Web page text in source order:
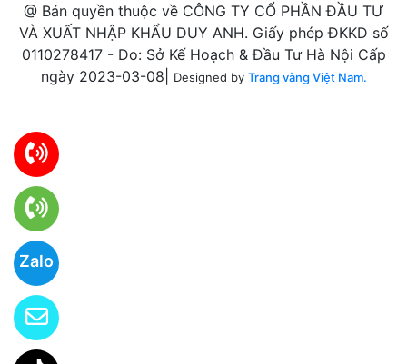
Zalo
@ Bản quyền thuộc về CÔNG TY CỔ PHẦN ĐẦU TƯ
VÀ XUẤT NHẬP KHẨU DUY ANH. Giấy phép ĐKKD số
0110278417 - Do: Sở Kế Hoạch & Đầu Tư Hà Nội Cấp
ngày 2023-03-08|
Designed by Trang vàng Việt Nam.